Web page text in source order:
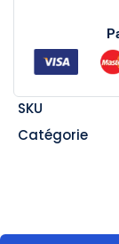
SKU
Catégorie